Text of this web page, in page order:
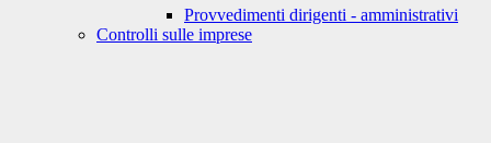
Provvedimenti dirigenti - amministrativi
Controlli sulle imprese